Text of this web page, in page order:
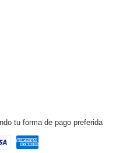
tu forma de pago preferida